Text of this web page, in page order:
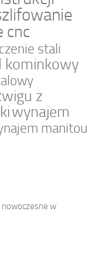
cnc
stali
kominkowy
z
wynajem
manitou
nowoczesne w